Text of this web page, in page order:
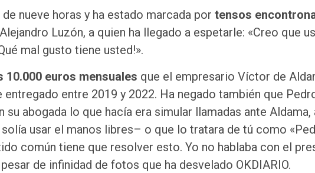
nueve horas y ha estado marcada por tensos
Luzón, a quien ha llegado a espetarle: «Creo que
mal gusto tiene usted!».
euros mensuales que el empresario Víctor de
entre 2019 y 2022. Ha negado también que
abogada lo que hacía era simular llamadas ante Aldama,
usar el manos libres– o que lo tratara de tú como
común tiene que resolver esto. Yo no hablaba con el
de infinidad de fotos que ha desvelado OKDIARIO.